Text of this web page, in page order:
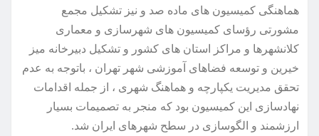
هماهنگی کمیسیون های ماده صد و نیز تشکیل مجمع
مشورتی رؤسای کمیسیون های شهرسازی و معماری
کلانشهرها و مراکز استان های کشور و تشکیل دبیرخانه میز
خیرین و توسعه فضاهای آموزشی شهر تهران ، باتوجه به عدم
تحقق مدیریت یکپارچه و هماهنگ شهری ، از جمله اقدامات
نهادسازی این کمیسیون بود که منجر به تصمیمات بسیار
ارزشمند و الگوسازی در سطح شهرهای ایران شد.